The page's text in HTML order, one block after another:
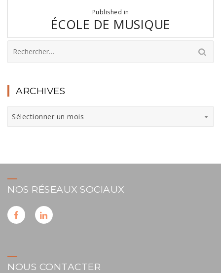
l’article
Published in
ÉCOLE DE MUSIQUE
ARCHIVES
Sélectionner un mois
NOS RÉSEAUX SOCIAUX
NOUS CONTACTER